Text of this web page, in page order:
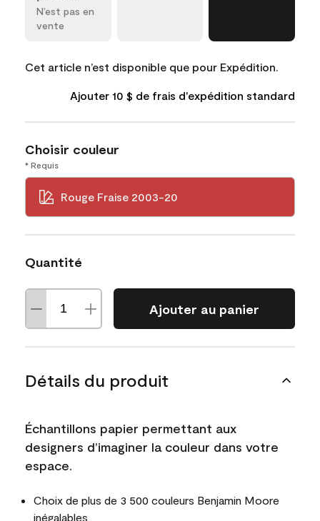
N’est pas en
vente
Cet article n’est disponible que pour Expédition.
Ajouter 10 $ de frais d'expédition standard
Choisir couleur
* Requis
Rouge Fraise 2003-20
Quantité
Ajouter au panier
Détails du produit
Échantillons papier permettant aux
designers d’imaginer la couleur dans votre
espace.
Choix de plus de 3 500 couleurs Benjamin Moore
inégalables